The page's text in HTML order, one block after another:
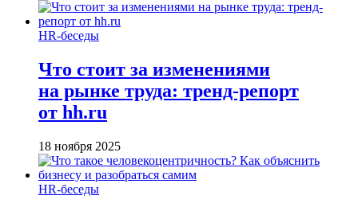
HR-беседы
Что стоит за изменениями
на рынке труда: тренд-репорт
от hh.ru
18 ноября 2025
HR-беседы